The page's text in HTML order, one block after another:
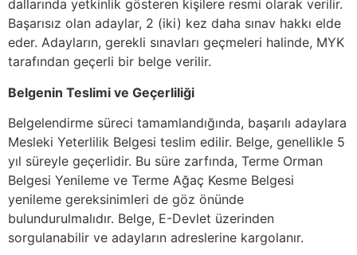
dallarında yetkinlik gösteren kişilere resmi olarak verilir.
Başarısız olan adaylar, 2 (iki) kez daha sınav hakkı elde
eder. Adayların, gerekli sınavları geçmeleri halinde, MYK
tarafından geçerli bir belge verilir.
Belgenin Teslimi ve Geçerliliği
Belgelendirme süreci tamamlandığında, başarılı adaylara
Mesleki Yeterlilik Belgesi teslim edilir. Belge, genellikle 5
yıl süreyle geçerlidir. Bu süre zarfında, Terme Orman
Belgesi Yenileme ve Terme Ağaç Kesme Belgesi
yenileme gereksinimleri de göz önünde
bulundurulmalıdır. Belge, E-Devlet üzerinden
sorgulanabilir ve adayların adreslerine kargolanır.